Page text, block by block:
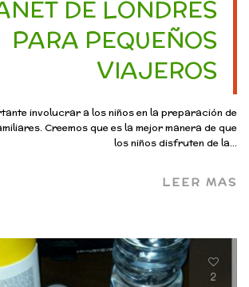
DE LONDRES
PARA PEQUEÑOS
VIAJEROS
involucrar a los niños en la preparación de
Creemos que es la mejor manera de que
los niños disfruten de la...
LEER MAS
2